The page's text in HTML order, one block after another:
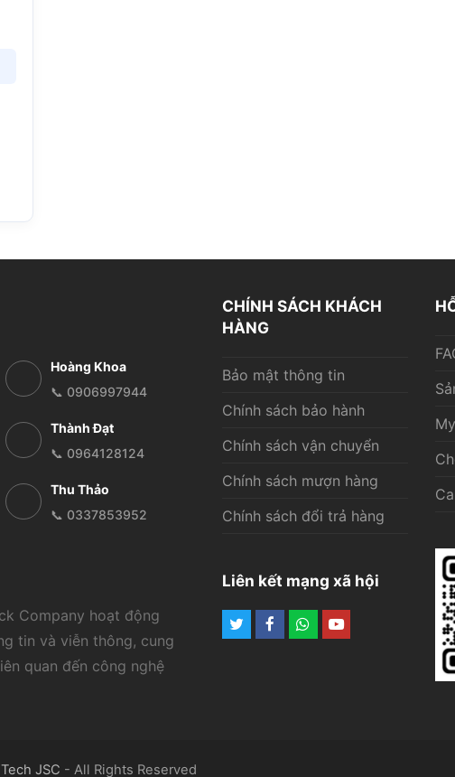
Hoàng Khoa
📞 0906997944
Thành Đạt
📞 0964128124
Thu Thảo
📞 0337853952
Company hoạt động
tin và viễn thông, cung
quan đến công nghệ
CHÍNH SÁCH KHÁCH
HÀNG
Bảo mật thông tin
Chính sách bảo hành
Chính sách vận chuyển
Chính sách mượn hàng
Chính sách đổi trả hàng
Liên kết mạng xã hội
TwitterFacebook
Whatsapp
Youtube
JSC - All Rights Reserved